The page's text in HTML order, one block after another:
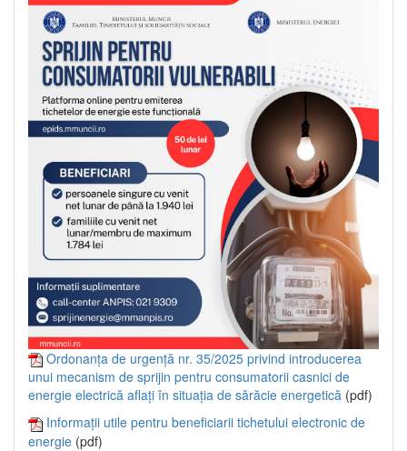
Ordonanța de urgență nr. 35/2025 privind introducerea
unui mecanism de sprijin pentru consumatorii casnici de
energie electrică aflați în situația de sărăcie energetică (pdf)
Informații utile pentru beneficiarii tichetului electronic de
energie (pdf)